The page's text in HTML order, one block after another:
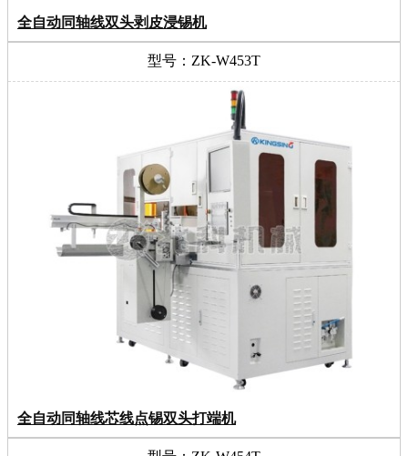
全自动同轴线双头剥皮浸锡机
型号：ZK-W453T
全自动同轴线芯线点锡双头打端机